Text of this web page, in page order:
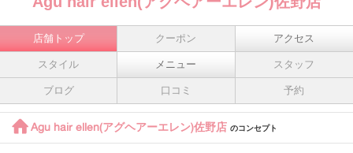
店舗トップ クーポン アクセス
スタイル メニュー スタッフ
ブログ 口コミ 予約
Agu hair ellen(アグヘアーエレン)佐野店 のコンセプト